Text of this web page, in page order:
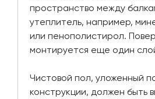
пространство между
утеплитель, например,
или пенополистирол.
монтируется еще один
Чистовой пол, уложенный
конструкции, должен быть